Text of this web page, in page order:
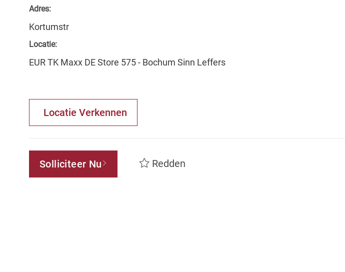
Adres:
Kortumstr
Locatie:
EUR TK Maxx DE Store 575 - Bochum Sinn Leffers
Locatie Verkennen
Solliciteer Nu Redden